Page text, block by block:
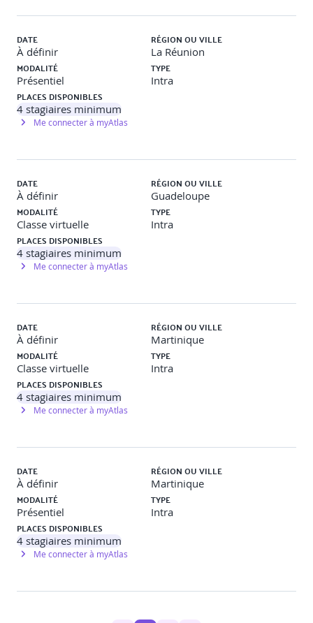
Mener des focus groups
Étudier l’analytics
Mettre en place des enquêtes
Le diagramme d’affinité
Travaux pratiques
Objectif: Identifier les profils types d’utilisateurs à partir de
données et d’intuitions initiales.
Description: En groupe, les participants vont créer 2 à 3
proto-personas à partir d’un brief fictif. Ils devront
s’appuyer sur une synthèse d’interviews ou d’observations
chaque persona avec nom, âge, besoins, motivations,
Jour 2
Définir le produit
Les expérience maps
Optimiser l’arborescence : tri de carte
Optimiser la navigation : ergonomie des liens
L’accessibilité, les performances, le multi-device
L’approche « mobile first »
Les spécificités des devices : les mobiles
DATE
À définir
RÉGION OU VILLE
La Réunion
MODALITÉ
Présentiel
TYPE
Intra
PLACES DISPONIBLES
4 stagiaires minimum
Me connecter à myAtlas
DATE
À définir
RÉGION OU VILLE
Guadeloupe
MODALITÉ
Classe virtuelle
TYPE
Intra
PLACES DISPONIBLES
4 stagiaires minimum
Me connecter à myAtlas
DATE
À définir
RÉGION OU VILLE
Martinique
MODALITÉ
Classe virtuelle
TYPE
Intra
PLACES DISPONIBLES
4 stagiaires minimum
Me connecter à myAtlas
DATE
À définir
RÉGION OU VILLE
Martinique
MODALITÉ
Présentiel
TYPE
Intra
PLACES DISPONIBLES
4 stagiaires minimum
Me connecter à myAtlas